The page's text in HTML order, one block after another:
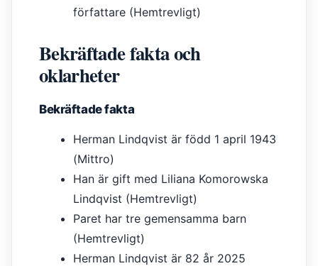
författare (Hemtrevligt)
Bekräftade fakta och
oklarheter
Bekräftade fakta
Herman Lindqvist är född 1 april 1943
(Mittro)
Han är gift med Liliana Komorowska
Lindqvist (Hemtrevligt)
Paret har tre gemensamma barn
(Hemtrevligt)
Herman Lindqvist är 82 år 2025